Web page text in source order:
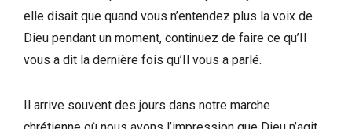
elle disait que quand vous n’entendez plus la voix de
Dieu pendant un moment, continuez de faire ce qu’Il
vous a dit la dernière fois qu’Il vous a parlé.
Il arrive souvent des jours dans notre marche